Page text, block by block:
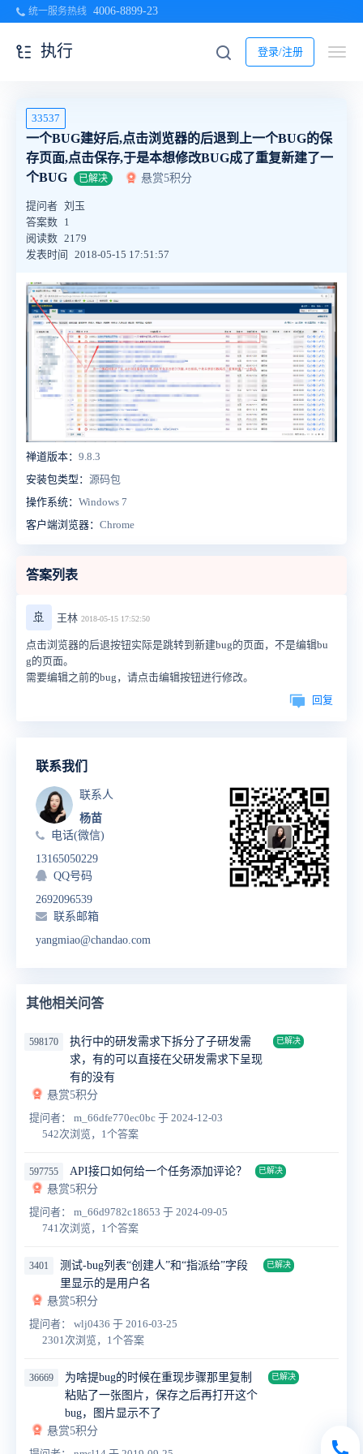
统一服务热线 4006-8899-23
登录/注册
执行
33537
一个BUG建好后,点击浏览器的后退到上一个BUG的保
存页面,点击保存,于是本想修改BUG成了重复新建了一
个BUG
已解决 悬赏5积分
提问者 刘玉
答案数 1
阅读数 2179
发表时间
2018-05-15 17:51:57
禅道版本： 9.8.3
安装包类型： 源码包
操作系统： Windows 7
客户端浏览器： Chrome
答案列表
🚢 王林 2018-05-15 17:52:50
点击浏览器的后退按钮实际是跳转到新建bug的页面，不是编辑bu
g的页面。
需要编辑之前的bug，请点击编辑按钮进行修改。
回复
联系我们
联系人
杨苗
电话(微信)
13165050229
QQ号码
2692096539
联系邮箱
yangmiao@chandao.com
其他相关问答
598170
执行中的研发需求下拆分了子研发需
求，有的可以直接在父研发需求下呈现
有的没有
已解决
悬赏5积分
提问者： m_66dfe770ec0bc 于 2024-12-03
542次浏览，1个答案
597755 API接口如何给一个任务添加评论？ 已解决
悬赏5积分
提问者： m_66d9782c18653 于 2024-09-05
741次浏览，1个答案
3401
测试-bug列表“创建人”和“指派给”字段
里显示的是用户名
已解决
悬赏5积分
提问者： wlj0436 于 2016-03-25
2301次浏览，1个答案
36669
为啥提bug的时候在重现步骤那里复制
粘贴了一张图片，保存之后再打开这个
bug，图片显示不了
已解决
悬赏5积分